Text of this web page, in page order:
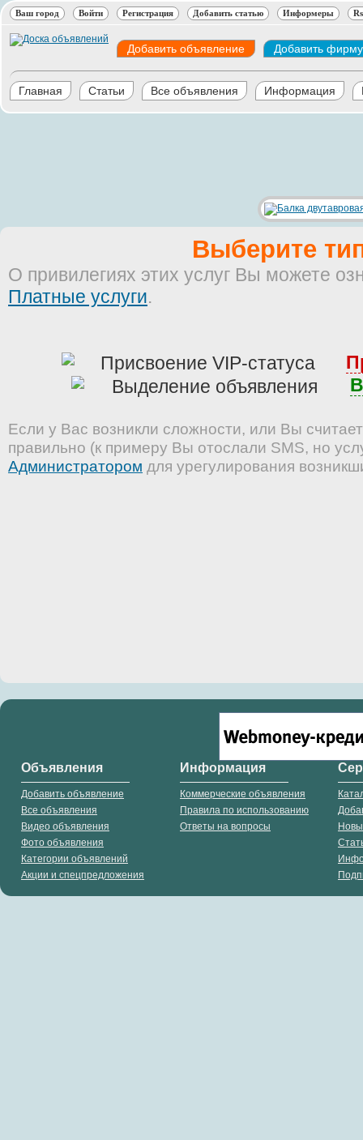
Ваш город Войти Регистрация Добавить статью Информеры
Добавить объявление Добавить фирму
Главная Статьи Все объявления Информация
Выберите
О привилегиях этих услуг Вы можете
Платные услуги.
Если у Вас возникли сложности, или Вы
правильно (к примеру Вы отослали SMS, но
Администратором для урегулирования
Объявления
Добавить объявление
Все объявления
Видео объявления
Фото объявления
Категории объявлений
Акции и спецпредложения
Информация
Коммерческие объявления
Правила по использованию
Ответы на вопросы